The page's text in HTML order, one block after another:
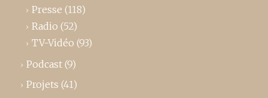
Presse (118)
Radio (52)
TV-Vidéo (93)
Podcast (9)
Projets (41)